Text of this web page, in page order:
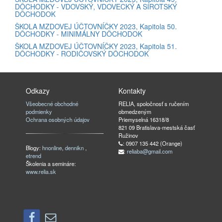
DÔCHODKY - VDOVSKÝ, VDOVECKÝ A SIROTSKÝ
DÔCHODOK
ŠKOLA MZDOVEJ ÚČTOVNÍČKY 2023, Kapitola 50.
DÔCHODKY - MINIMÁLNY DÔCHODOK
ŠKOLA MZDOVEJ ÚČTOVNÍČKY 2023, Kapitola 51.
DÔCHODKY - RODIČOVSKÝ DÔCHODOK
Odkazy
Všeobecné obchodné
podmienky
Ochrana osobných údajov
Blogy:hnonline,dennikn ,
etrend
Školenia a semináre:
www.relia.sk
Kontakty
RELIA, spoločnosť s ručením
obmedzeným
Priemyselná 16318/8
821 09 Bratislava-mestská časť
Ružinov
: 0907 135 442 (Orange)
: reliaba@gmail.com